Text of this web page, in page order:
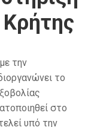
την
το
στο
υπό την